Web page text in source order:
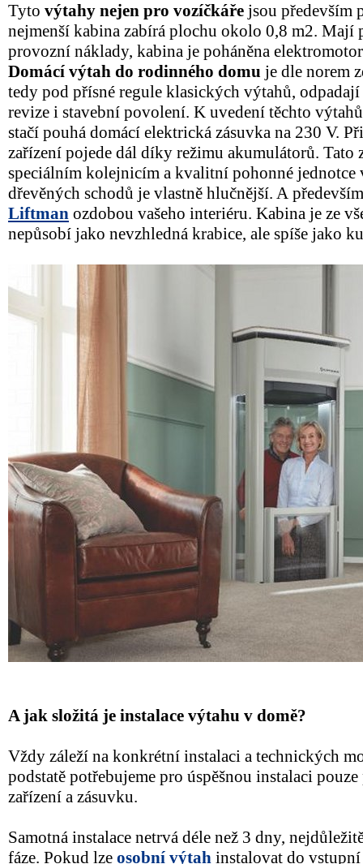
Tyto výtahy nejen pro vozíčkáře jsou především
nejmenší kabina zabírá plochu okolo 0,8 m2. Mají
provozní náklady, kabina je poháněna
Domácí výtah do rodinného domu je dle norem
tedy pod přísné regule klasických výtahů,
revize i stavební povolení. K uvedení těchto
stačí pouhá domácí elektrická zásuvka na 230 V.
zařízení pojede dál díky režimu akumulátorů. Tato
speciálním kolejnicím a kvalitní pohonné jednotce
dřevěných schodů je vlastně hlučnější. A
Liftman ozdobou vašeho interiéru. Kabina je ze
nepůsobí jako nevzhledná krabice, ale spíše jako
A jak složitá je instalace výtahu v domě?
Vždy záleží na konkrétní instalaci a technických
podstatě potřebujeme pro úspěšnou instalaci
zařízení a zásuvku.
Samotná instalace netrvá déle než 3 dny,
fáze. Pokud lze osobní výtah instalovat do